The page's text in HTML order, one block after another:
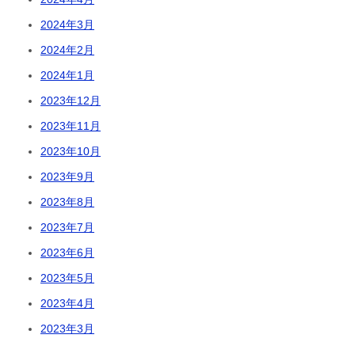
2024年3月
2024年2月
2024年1月
2023年12月
2023年11月
2023年10月
2023年9月
2023年8月
2023年7月
2023年6月
2023年5月
2023年4月
2023年3月